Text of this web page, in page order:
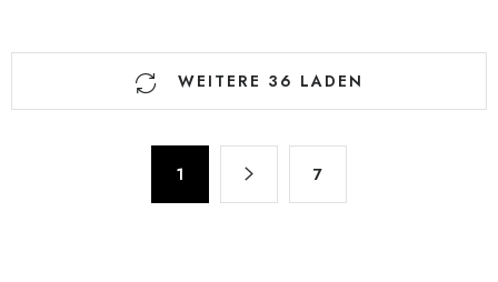
WEITERE 36 LADEN
1 7